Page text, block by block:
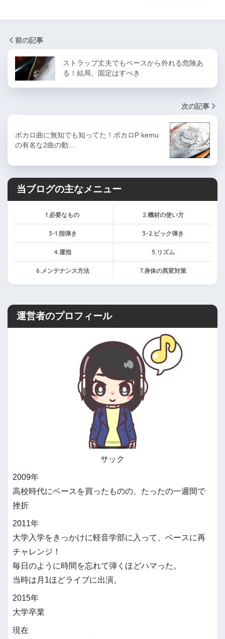
前の記事
ストラップ丈夫でもベースから外れる危険あ
る！結局、固定はすべき
次の記事
ボカロ曲に無知でも知ってた！ボカロP kemu
の有名な2曲の動…
当ブログの主なメニュー
1.必要なもの 2.機材の使い方
3-1.指弾き 3-2.ピック弾き
4.運指 5.リズム
6.メンテナンス方法 7.身体の異変対策
運営者のプロフィール
サック
2009年
高校時代にベースを買ったものの、たったの一週間で
挫折
2011年
大学入学をきっかけに軽音学部に入って、ベースに再
チャレンジ！
毎日のように時間を忘れて弾くほどハマった。
当時は月1ほどライブに出演。
2015年
大学卒業
現在